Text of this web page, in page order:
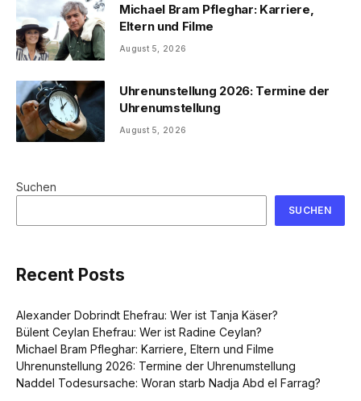
Michael Bram Pfleghar: Karriere,
Eltern und Filme
August 5, 2026
Uhrenunstellung 2026: Termine der
Uhrenumstellung
August 5, 2026
Suchen
SUCHEN
Recent Posts
Alexander Dobrindt Ehefrau: Wer ist Tanja Käser?
Bülent Ceylan Ehefrau: Wer ist Radine Ceylan?
Michael Bram Pfleghar: Karriere, Eltern und Filme
Uhrenunstellung 2026: Termine der Uhrenumstellung
Naddel Todesursache: Woran starb Nadja Abd el Farrag?